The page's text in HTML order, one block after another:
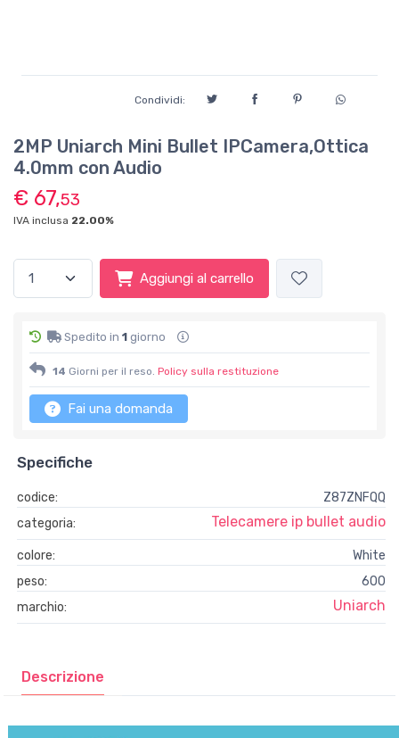
Condividi:
2MP Uniarch Mini Bullet IPCamera,Ottica
4.0mm con Audio
€ 67,53
IVA inclusa 22.00%
Aggiungi al carrello
Spedito in 1 giorno
14 Giorni per il reso. Policy sulla restituzione
Fai una domanda
Specifiche
codice:
Z87ZNFQQ
categoria:
Telecamere ip bullet audio
colore:
White
peso:
600
marchio:
Uniarch
Descrizione